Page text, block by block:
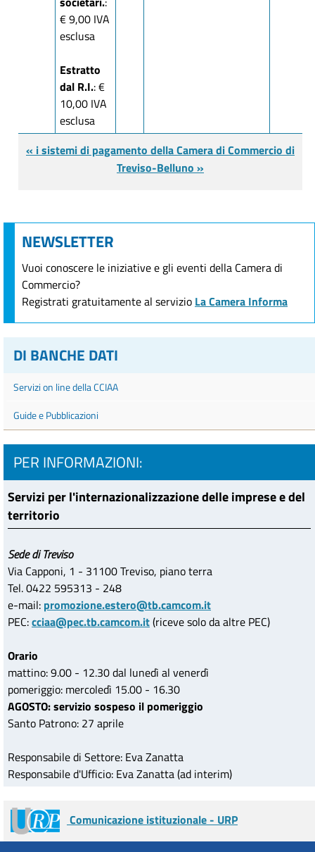
« i sistemi di pagamento della Camera di Commercio di
Treviso-Belluno »
€ 9,00 IVA
esclusa
Estratto
dal R.I.: €
10,00 IVA
esclusa
NEWSLETTER
Vuoi conoscere le iniziative e gli eventi della Camera di
Commercio?
Registrati gratuitamente al servizio La Camera Informa
DI BANCHE DATI
Servizi on line della CCIAA
Guide e Pubblicazioni
PER INFORMAZIONI:
Servizi per l'internazionalizzazione delle imprese e del
territorio
Sede di Treviso
Via Capponi, 1 - 31100 Treviso, piano terra
Tel. 0422 595313 - 248
e-mail: promozione.estero@tb.camcom.it
PEC:cciaa@pec.tb.camcom.it(riceve solo da altre PEC)
Orario
mattino: 9.00 - 12.30 dal lunedì al venerdì
pomeriggio: mercoledì 15.00 - 16.30
AGOSTO: servizio sospeso il pomeriggio
Santo Patrono: 27 aprile
Responsabile di Settore: Eva Zanatta
Responsabile d'Ufficio: Eva Zanatta (ad interim)
Comunicazione istituzionale - URP